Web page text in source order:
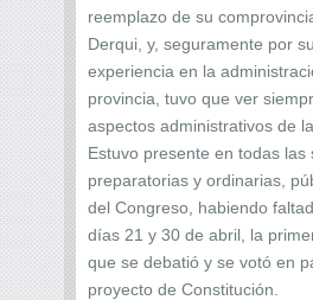
reemplazo de su
Derqui, y, seguramente por
experiencia en la
provincia, tuvo que ver
aspectos administrativos de la
Estuvo presente en todas las
preparatorias y ordinarias,
del Congreso, habiendo
días 21 y 30 de abril, la
que se debatió y se votó en
proyecto de Constitución.